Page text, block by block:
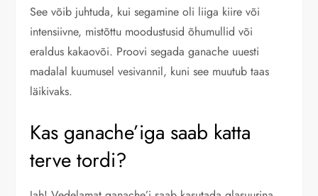
See võib juhtuda, kui segamine oli liiga kiire või
intensiivne, mistõttu moodustusid õhumullid või
eraldus kakaovõi. Proovi segada ganache uuesti
madalal kuumusel vesivannil, kuni see muutub taas
läikivaks.
Kas ganache’iga saab katta
terve tordi?